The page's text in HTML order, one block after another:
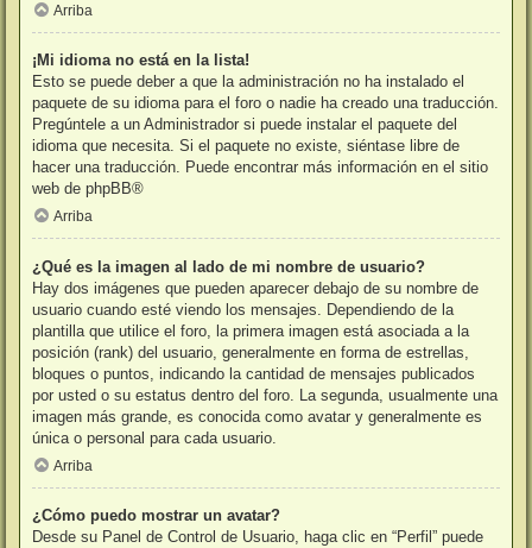
Arriba
¡Mi idioma no está en la lista!
Esto se puede deber a que la administración no ha instalado el
paquete de su idioma para el foro o nadie ha creado una traducción.
Pregúntele a un Administrador si puede instalar el paquete del
idioma que necesita. Si el paquete no existe, siéntase libre de
hacer una traducción. Puede encontrar más información en el sitio
web de phpBB®
Arriba
¿Qué es la imagen al lado de mi nombre de usuario?
Hay dos imágenes que pueden aparecer debajo de su nombre de
usuario cuando esté viendo los mensajes. Dependiendo de la
plantilla que utilice el foro, la primera imagen está asociada a la
posición (rank) del usuario, generalmente en forma de estrellas,
bloques o puntos, indicando la cantidad de mensajes publicados
por usted o su estatus dentro del foro. La segunda, usualmente una
imagen más grande, es conocida como avatar y generalmente es
única o personal para cada usuario.
Arriba
¿Cómo puedo mostrar un avatar?
Desde su Panel de Control de Usuario, haga clic en “Perfil” puede